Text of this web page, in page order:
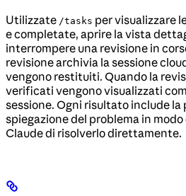
Utilizzate /tasks per visualizzare
e completate, aprire la vista
interrompere una revisione in
revisione archivia la sessione
vengono restituiti. Quando la
verificati vengono visualizzati
sessione. Ogni risultato include la
spiegazione del problema in
Claude di risolverlo direttamente.